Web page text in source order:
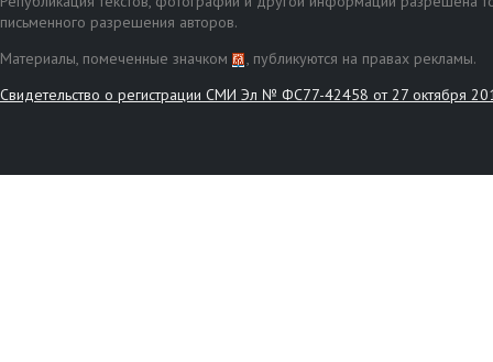
письменного разрешения авторов.
Материалы, помеченные значком
, публикуются на правах рекламы.
Свидетельство о регистрации СМИ Эл № ФС77-42458 от 27 октября